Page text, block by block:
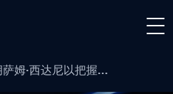
萨姆·西达尼以把握...